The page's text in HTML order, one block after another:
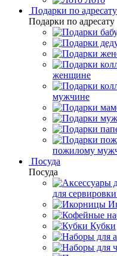
Подарки по адресату
Подарки по адресату
женщине
мужчине
пожилому
Посуда
Посуда
для
Кубки